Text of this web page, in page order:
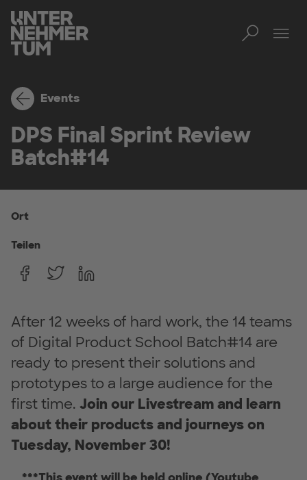
Events
DPS Final Sprint Review
Batch#14
Ort
Teilen
After 12 weeks of hard work, the 14 teams
of Digital Product School Batch#14 are
ready to present their solutions and
prototypes to a large audience for the
first time. Join our Livestream and learn
about their products and journeys on
Tuesday, November 30!